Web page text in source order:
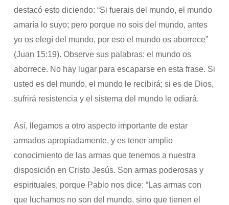
destacó esto diciendo: “Si fuerais del mundo, el mundo
amaría lo suyo; pero porque no sois del mundo, antes
yo os elegí del mundo, por eso el mundo os aborrece”
(Juan 15:19). Observe sus palabras: el mundo os
aborrece. No hay lugar para escaparse en esta frase. Si
usted es del mundo, el mundo le recibirá; si es de Dios,
sufrirá resistencia y el sistema del mundo le odiará.
Así, llegamos a otro aspecto importante de estar
armados apropiadamente, y es tener amplio
conocimiento de las armas que tenemos a nuestra
disposición en Cristo Jesús. Son armas poderosas y
espirituales, porque Pablo nos dice: “Las armas con
que luchamos no son del mundo, sino que tienen el